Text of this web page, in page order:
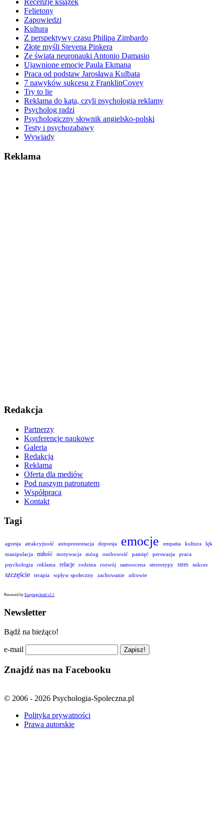
Recenzje książek
Felietony
Zapowiedzi
Kultura
Z perspektywy czasu Philipa Zimbardo
Złote myśli Stevena Pinkera
Ze świata neuronauki Antonio Damasio
Ujawnione emocje Paula Ekmana
Praca od podstaw Jarosława Kulbata
7 nawyków sukcesu z FranklinCovey
Try to lie
Reklama do kąta, czyli psychologia reklamy
Psycholog radzi
Psychologiczny słownik angielsko-polski
Testy i psychozabawy
Wywiady
Reklama
Redakcja
Partnerzy
Konferencje naukowe
Galeria
Redakcja
Reklama
Oferta dla mediów
Pod naszym patronatem
Współpraca
Kontakt
Tagi
agresja atrakcyjność autoprezentacja depresja emocje empatia kultura
lęk
manipulacja
miłość motywacja mózg osobowość pamięć perswazja
praca
psychologia
reklama relacje rodzina rozwój samoocena stereotypy stres sukces
szczęście terapia wpływ społeczny zachowanie zdrowie
Powered by Easytagcloud v2.1
Newsletter
Bądź na bieżąco!
e-mail
Znajdź nas na Facebooku
© 2006 - 2026 Psychologia-Spoleczna.pl
Polityka prywatności
Prawa autorskie